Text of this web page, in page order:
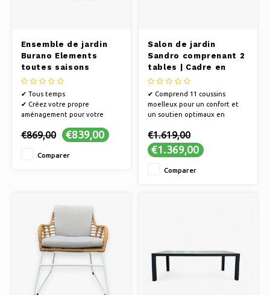
Ensemble de jardin
Burano Elements
toutes saisons
anthracite - Banc LA
✔ Tous temps
✔ Créez votre propre
aménagement pour votre
balcon.
✔ Résistant aux intempéries et
€869,00 €839,00
Comparer
Salon de jardin
Sandro comprenant 2
tables | Cadre en
aluminium blanc
✔ Comprend 11 coussins
moelleux pour un confort et
un soutien optimaux en
✔ Corde tressée élégante pour
un look moderne
✔ Comprend des tables
fonctionnalité et d'esthétique.
€1.619,00
€1.369,00
Comparer